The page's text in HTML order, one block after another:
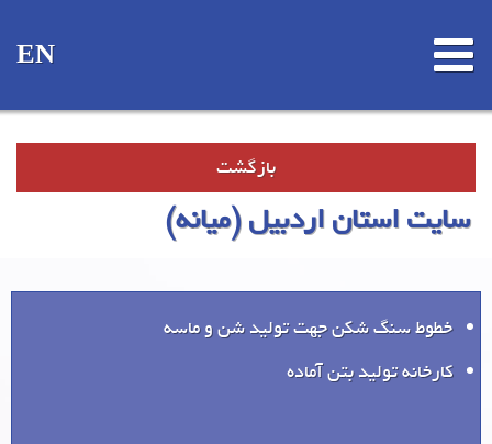
EN
بازگشت
سایت استان اردبیل (میانه)
خطوط سنگ شکن جهت تولید شن و ماسه
کارخانه تولید بتن آماده